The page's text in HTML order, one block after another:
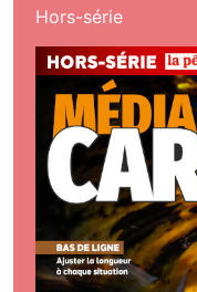
Hors-série